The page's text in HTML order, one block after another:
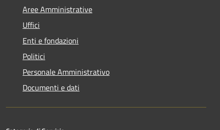
Aree Amministrative
Uffici
Enti e fondazioni
Politici
Personale Amministrativo
Documenti e dati